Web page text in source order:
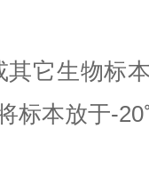
其它生物标
标本放于-